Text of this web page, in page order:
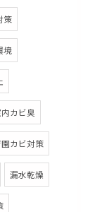
策
境
内カビ臭
カビ対策
漏水乾燥